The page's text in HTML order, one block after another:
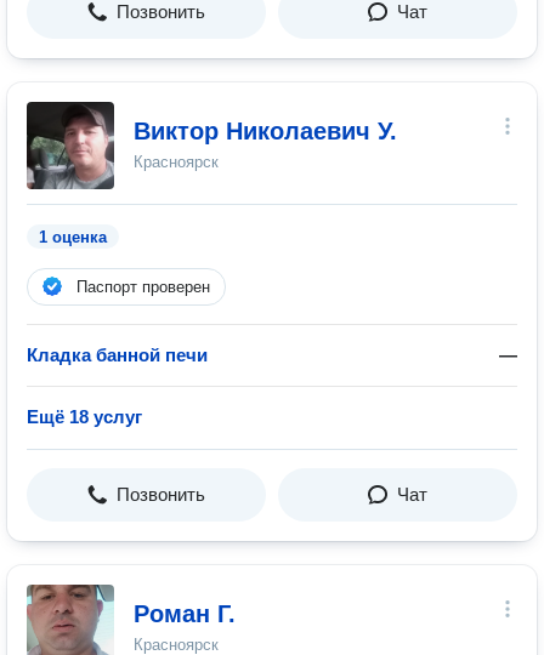
Позвонить Чат
Виктор Николаевич У.
Красноярск
1 оценка
Паспорт проверен
Кладка банной печи —
Ещё 18 услуг
Позвонить Чат
Роман Г.
Красноярск